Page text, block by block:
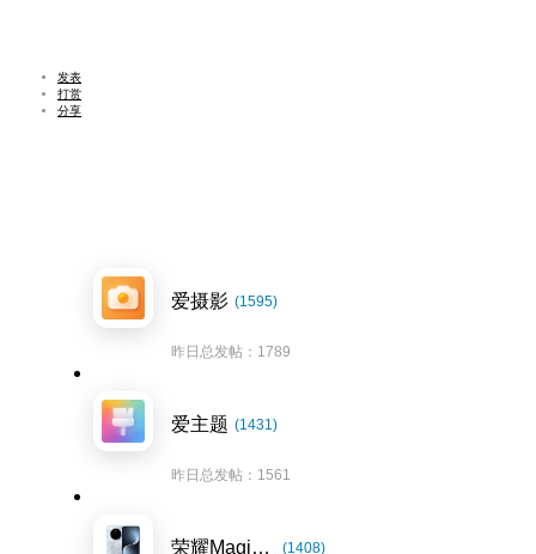
发表
打赏
分享
爱摄影 (1595)
昨日总发帖：1789
爱主题 (1431)
昨日总发帖：1561
荣耀Magic7系列 (1408)